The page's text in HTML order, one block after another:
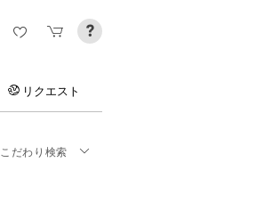
リクエスト
こだわり検索